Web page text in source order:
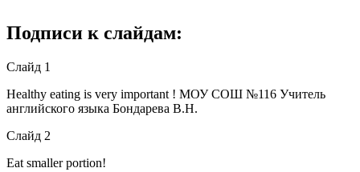
Подписи к слайдам:
Слайд 1
Healthy eating is very important ! МОУ СОШ №116 Учитель
английского языка Бондарева В.Н.
Слайд 2
Eat smaller portion!